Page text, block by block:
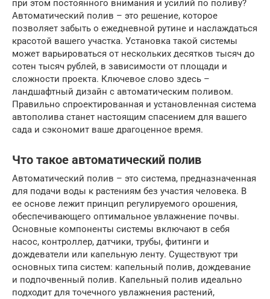
при этом постоянного внимания и усилий по поливу?
Автоматический полив – это решение, которое
позволяет забыть о ежедневной рутине и наслаждаться
красотой вашего участка. Установка такой системы
может варьироваться от нескольких десятков тысяч до
сотен тысяч рублей, в зависимости от площади и
сложности проекта. Ключевое слово здесь –
ландшафтный дизайн с автоматическим поливом.
Правильно спроектированная и установленная система
автополива станет настоящим спасением для вашего
сада и сэкономит ваше драгоценное время.
Что такое автоматический полив
Автоматический полив – это система, предназначенная
для подачи воды к растениям без участия человека. В
ее основе лежит принцип регулируемого орошения,
обеспечивающего оптимальное увлажнение почвы.
Основные компоненты системы включают в себя
насос, контроллер, датчики, трубы, фитинги и
дождеватели или капельную ленту. Существуют три
основных типа систем: капельный полив, дождевание
и подпочвенный полив. Капельный полив идеально
подходит для точечного увлажнения растений,